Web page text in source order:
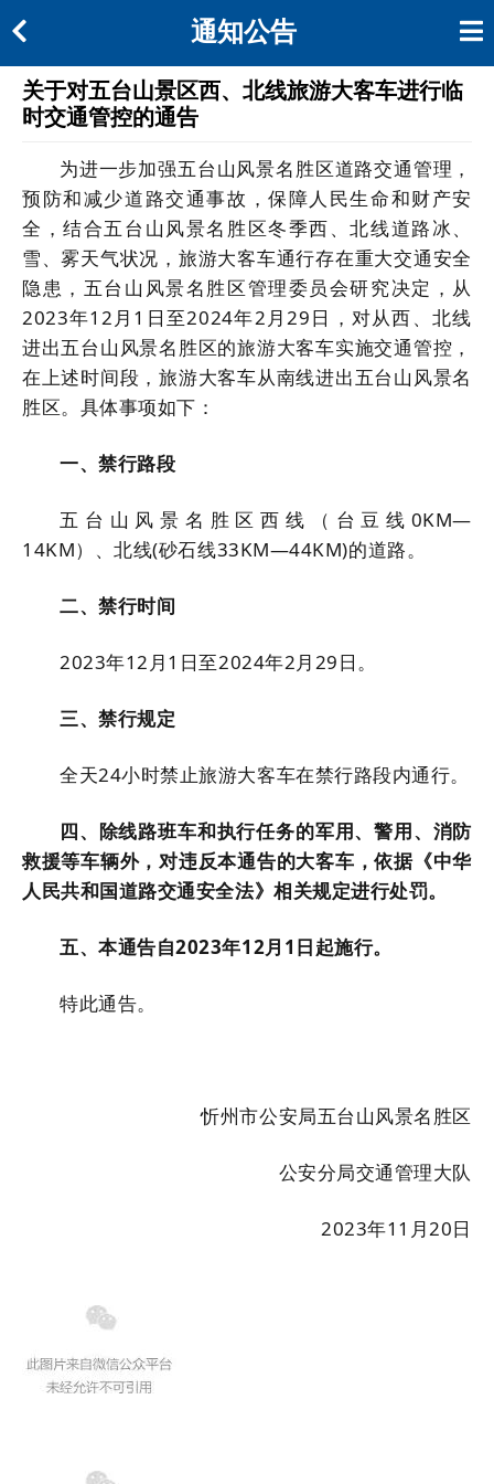
通知公告
关于对五台山景区西、北线旅游大客车进行临
时交通管控的通告
为进一步加强五台山风景名胜区道路交通管理，
预防和减少道路交通事故，保障人民生命和财产安
全，结合五台山风景名胜区冬季西、北线道路冰、
雪、雾天气状况，旅游大客车通行存在重大交通安全
隐患，五台山风景名胜区管理委员会研究决定，从
2023年12月1日至2024年2月29日，对从西、北线
进出五台山风景名胜区的旅游大客车实施交通管控，
在上述时间段，旅游大客车从南线进出五台山风景名
胜区。具体事项如下：
一、禁行路段
五台山风景名胜区西线（台豆线0KM—
14KM）、北线(砂石线33KM—44KM)的道路。
二、禁行时间
2023年12月1日至2024年2月29日。
三、禁行规定
全天24小时禁止旅游大客车在禁行路段内通行。
四、除线路班车和执行任务的军用、警用、消防
救援等车辆外，对违反本通告的大客车，依据《中华
人民共和国道路交通安全法》相关规定进行处罚。
五、本通告自2023年12月1日起施行。
特此通告。
忻州市公安局五台山风景名胜区
公安分局交通管理大队
2023年11月20日